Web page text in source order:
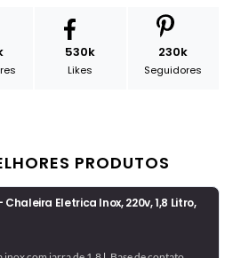
530k
Likes
230k
Seguidores
PRODUTOS
Eletrica Inox, 220v, 1,8 Litro,